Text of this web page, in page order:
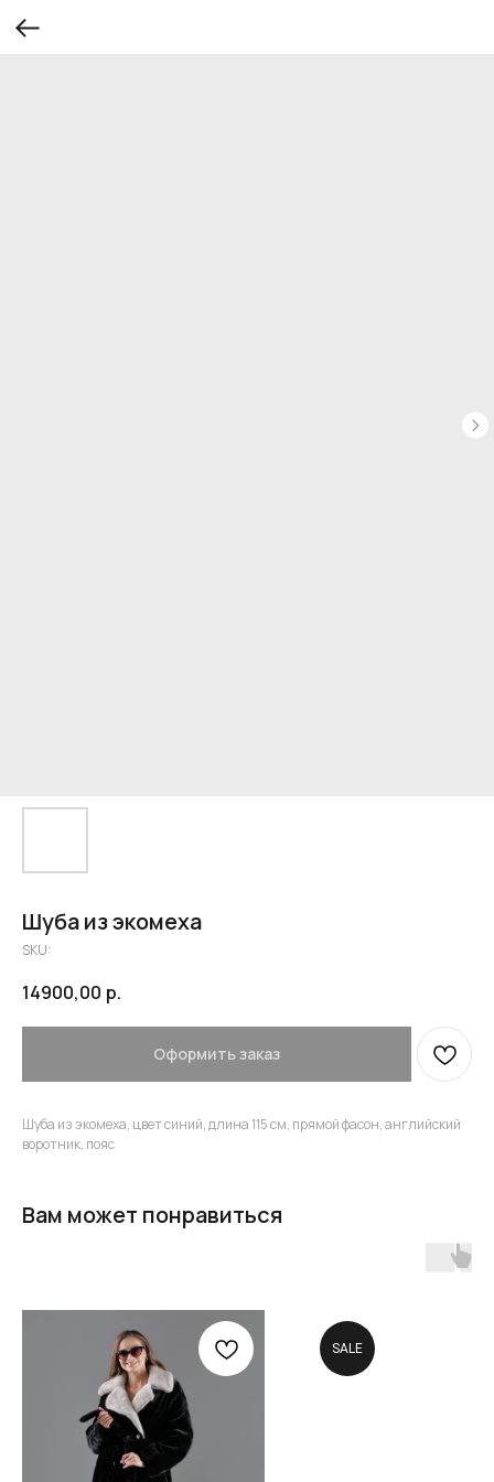
Шуба из экомеха
SKU:
14900,00 р.
Оформить заказ
Шуба из экомеха, цвет синий, длина 115 см, прямой фасон, английский
воротник, пояс
Вам может понравиться
SALE